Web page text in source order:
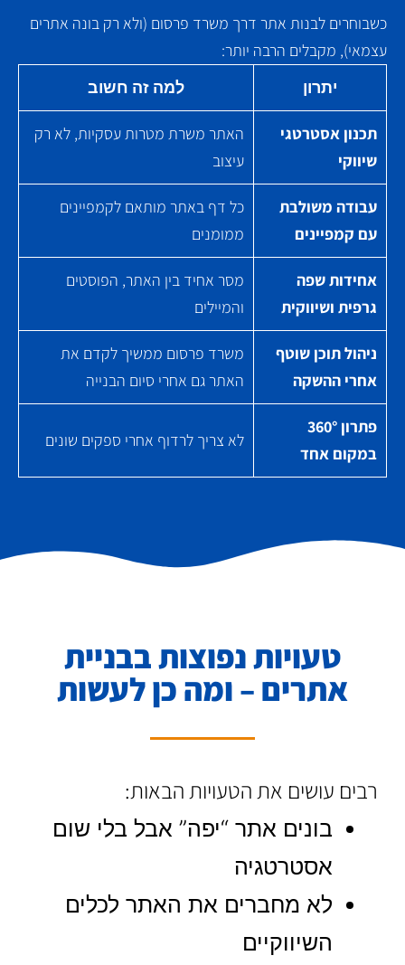
כשבוחרים לבנות אתר דרך משרד פרסום (ולא רק בונה אתרים
עצמאי), מקבלים הרבה יותר:
יתרון למה זה חשוב
תכנון אסטרטגי
שיווקי
האתר משרת מטרות עסקיות, לא רק
עיצוב
עבודה משולבת
עם קמפיינים
כל דף באתר מותאם לקמפיינים
ממומנים
אחידות שפה
גרפית ושיווקית
מסר אחיד בין האתר, הפוסטים
והמיילים
ניהול תוכן שוטף
אחרי ההשקה
משרד פרסום ממשיך לקדם את
האתר גם אחרי סיום הבנייה
פתרון 360°
במקום אחד
לא צריך לרדוף אחרי ספקים שונים
טעויות נפוצות בבניית
אתרים – ומה כן לעשות
רבים עושים את הטעויות הבאות:
בונים אתר “יפה” אבל בלי שום
אסטרטגיה
לא מחברים את האתר לכלים
השיווקיים